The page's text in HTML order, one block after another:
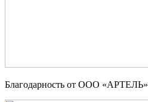
Благодарность от ООО «АРТЕЛЬ»